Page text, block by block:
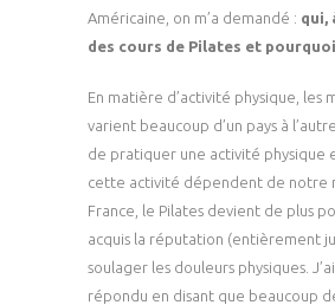
Américaine, on m’a demandé : qui,
des cours de Pilates et pourquoi
En matière d’activité physique, les
varient beaucoup d’un pays à
de pratiquer une activité physique
cette activité dépendent de notre
France, le Pilates devient de plus
acquis la réputation (entièrement
soulager les douleurs physiques.
répondu en disant que beaucoup